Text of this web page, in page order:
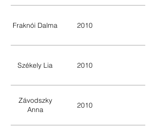
Fraknói Dalma 2010
Székely Lia 2010
Závodszky
Anna
2010